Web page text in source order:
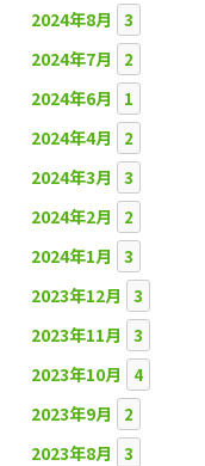
2024年8月 3
2024年7月 2
2024年6月 1
2024年4月 2
2024年3月 3
2024年2月 2
2024年1月 3
2023年12月 3
2023年11月 3
2023年10月 4
2023年9月 2
2023年8月 3